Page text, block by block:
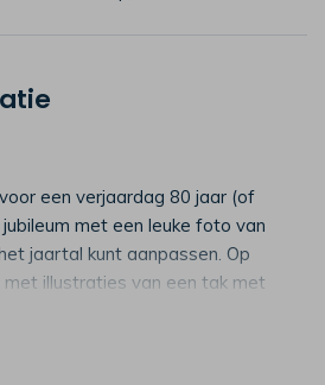
een verjaardag 80 jaar (of
met een leuke foto van
jaartal kunt aanpassen. Op
illustraties van een tak met
een mooie foto